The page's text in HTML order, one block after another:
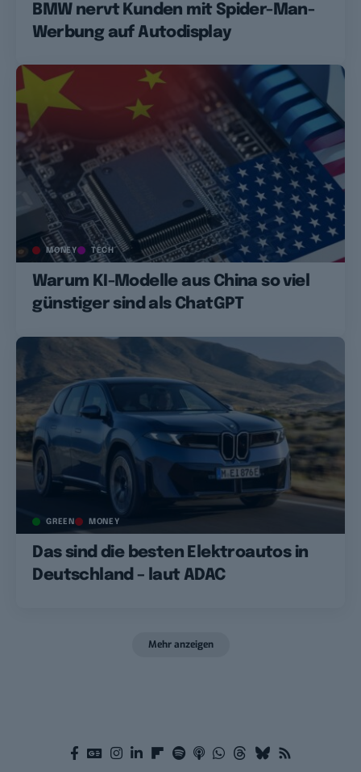
BMW nervt Kunden mit Spider-Man-
Werbung auf Autodisplay
MONEY TECH
Warum KI-Modelle aus China so viel
günstiger sind als ChatGPT
GREEN MONEY
Das sind die besten Elektroautos in
Deutschland – laut ADAC
Mehr anzeigen